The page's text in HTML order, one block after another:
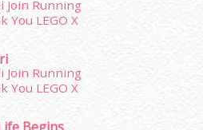
Join Running
You LEGO X
Join Running
You LEGO X